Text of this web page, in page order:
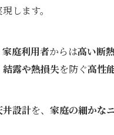
します。
家庭利用者からは高い断
結露や熱損失を防ぐ高性
井設計を、 家庭の細かな